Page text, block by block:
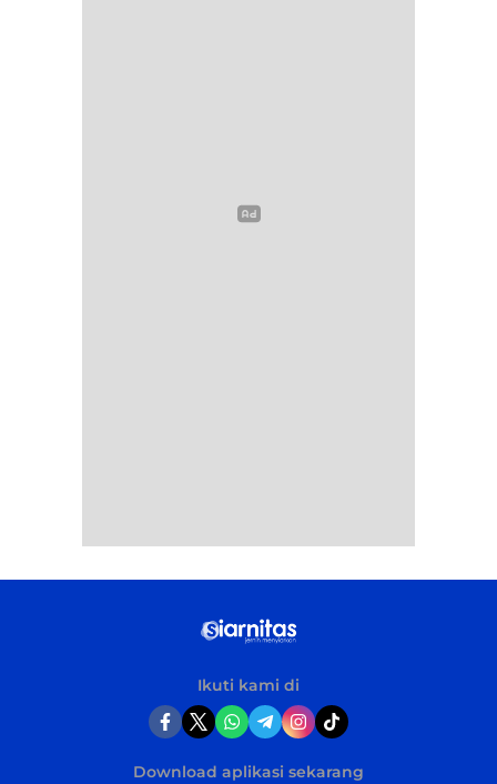
Ikuti kami di
Download aplikasi sekarang